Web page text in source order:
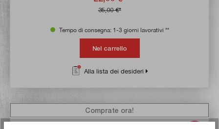
35,00 €*
Tempo di consegna: 1-3 giorni lavorativi **
Nel carrello
Alla lista dei desideri
Comprate ora!